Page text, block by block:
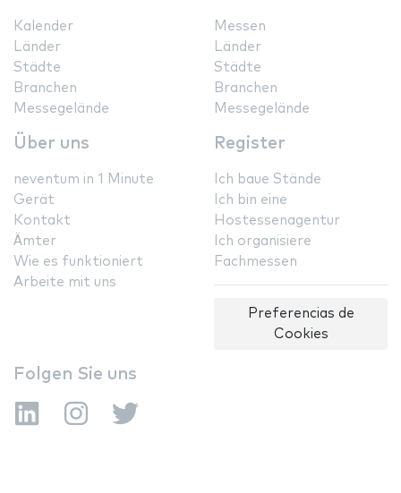
Kalender
Länder
Städte
Branchen
Messegelände
Messen
Länder
Städte
Branchen
Messegelände
Über uns
neventum in 1 Minute
Gerät
Kontakt
Ämter
Wie es funktioniert
Arbeite mit uns
Register
Ich baue Stände
Ich bin eine
Hostessenagentur
Ich organisiere
Fachmessen
Preferencias de
Cookies
Folgen Sie uns